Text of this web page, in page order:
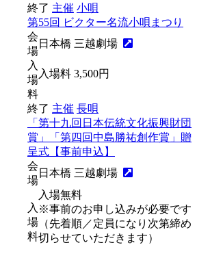
終了 主催 小唄
第55回 ビクター名流小唄まつり
会
場
日本橋 三越劇場
入
場
料
入場料 3,500円
終了 主催 長唄
「第十九回日本伝統文化振興財団
賞」「第四回中島勝祐創作賞」贈
呈式【事前申込】
会
場
日本橋 三越劇場
入
場
料
入場無料
※事前のお申し込みが必要です
（先着順／定員になり次第締め
切らせていただきます）